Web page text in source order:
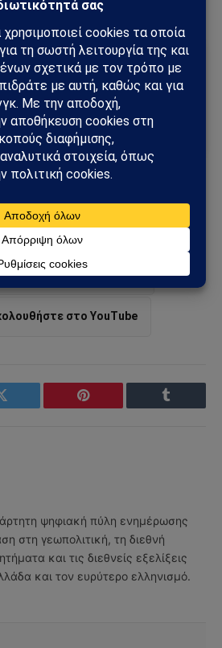
Sahiel στο Google News
προτιμώμενη πηγή για να λαμβάνεις
ειδήσεις και αναλύσεις.
a preferred source
Τουρκίας
στο Instagram
στο YouTube
Twitter Pinterest Tumblr
ψηφιακή πύλη ενημέρωσης
στη γεωπολιτική, τη διεθνή
και τις διεθνείς εξελίξεις
και τον ευρύτερο ελληνισμό.